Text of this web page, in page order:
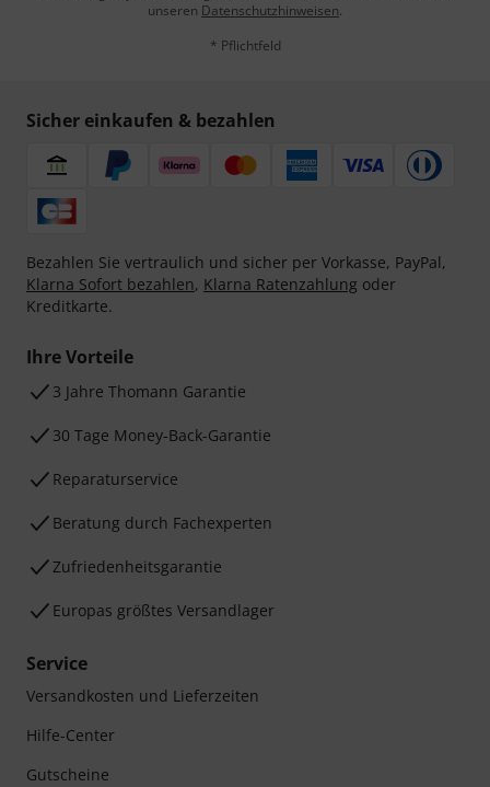
unseren Datenschutzhinweisen.
* Pflichtfeld
Sicher einkaufen & bezahlen
Bezahlen Sie vertraulich und sicher per Vorkasse, PayPal,
Klarna Sofort bezahlen, Klarna Ratenzahlung oder
Kreditkarte.
Ihre Vorteile
3 Jahre Thomann Garantie
30 Tage Money-Back-Garantie
Reparaturservice
Beratung durch Fachexperten
Zufriedenheitsgarantie
Europas größtes Versandlager
Service
Versandkosten und Lieferzeiten
Hilfe-Center
Gutscheine